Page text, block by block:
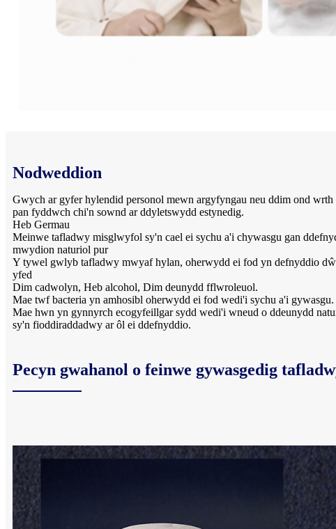
Nodweddion
Gwych ar gyfer hylendid personol mewn argyfyngau neu ddim ond wrth
pan fyddwch chi'n sownd ar ddyletswydd estynedig.
Heb Germau
Meinwe tafladwy misglwyfol sy'n cael ei sychu a'i chywasgu gan
mwydion naturiol pur
Y tywel gwlyb tafladwy mwyaf hylan, oherwydd ei fod yn defnyddio
yfed
Dim cadwolyn, Heb alcohol, Dim deunydd fflwroleuol.
Mae twf bacteria yn amhosibl oherwydd ei fod wedi'i sychu a'i gywasgu.
Mae hwn yn gynnyrch ecogyfeillgar sydd wedi'i wneud o ddeunydd
sy'n fioddiraddadwy ar ôl ei ddefnyddio.
Pecyn gwahanol o feinwe gywasgedig